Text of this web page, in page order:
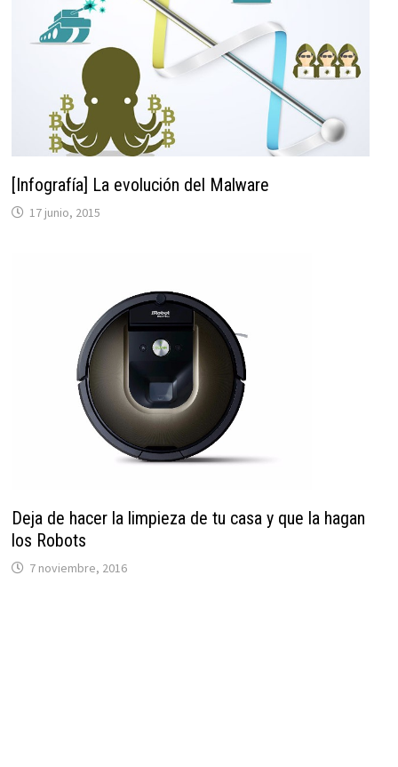
[Infografía] La evolución del Malware
17 junio, 2015
Deja de hacer la limpieza de tu casa y que la hagan
los Robots
7 noviembre, 2016